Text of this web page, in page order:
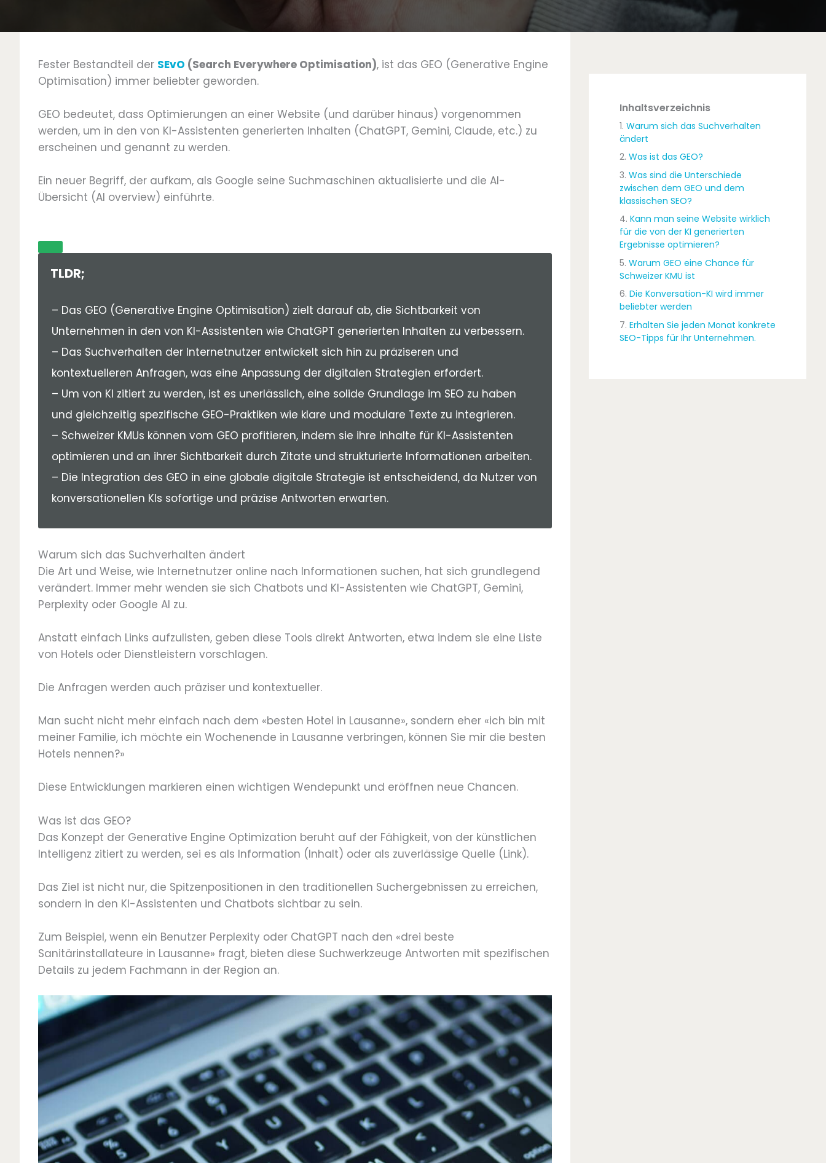
Fester Bestandteil der SEvO (Search Everywhere Optimisation), ist das GEO (Generative Engine
Optimisation) immer beliebter geworden.
GEO bedeutet, dass Optimierungen an einer Website (und darüber hinaus) vorgenommen
werden, um in den von KI-Assistenten generierten Inhalten (ChatGPT, Gemini, Claude, etc.) zu
erscheinen und genannt zu werden.
Ein neuer Begriff, der aufkam, als Google seine Suchmaschinen aktualisierte und die AI-
Übersicht (AI overview) einführte.
TLDR;
– Das GEO (Generative Engine Optimisation) zielt darauf ab, die Sichtbarkeit von
Unternehmen in den von KI-Assistenten wie ChatGPT generierten Inhalten zu verbessern.
– Das Suchverhalten der Internetnutzer entwickelt sich hin zu präziseren und
kontextuelleren Anfragen, was eine Anpassung der digitalen Strategien erfordert.
– Um von KI zitiert zu werden, ist es unerlässlich, eine solide Grundlage im SEO zu haben
und gleichzeitig spezifische GEO-Praktiken wie klare und modulare Texte zu integrieren.
– Schweizer KMUs können vom GEO profitieren, indem sie ihre Inhalte für KI-Assistenten
optimieren und an ihrer Sichtbarkeit durch Zitate und strukturierte Informationen arbeiten.
– Die Integration des GEO in eine globale digitale Strategie ist entscheidend, da Nutzer von
konversationellen KIs sofortige und präzise Antworten erwarten.
Warum sich das Suchverhalten ändert
Die Art und Weise, wie Internetnutzer online nach Informationen suchen, hat sich grundlegend
verändert. Immer mehr wenden sie sich Chatbots und KI-Assistenten wie ChatGPT, Gemini,
Perplexity oder Google AI zu.
Anstatt einfach Links aufzulisten, geben diese Tools direkt Antworten, etwa indem sie eine Liste
von Hotels oder Dienstleistern vorschlagen.
Die Anfragen werden auch präziser und kontextueller.
Man sucht nicht mehr einfach nach dem «besten Hotel in Lausanne», sondern eher «ich bin mit
meiner Familie, ich möchte ein Wochenende in Lausanne verbringen, können Sie mir die besten
Hotels nennen?»
Diese Entwicklungen markieren einen wichtigen Wendepunkt und eröffnen neue Chancen.
Was ist das GEO?
Das Konzept der Generative Engine Optimization beruht auf der Fähigkeit, von der künstlichen
Intelligenz zitiert zu werden, sei es als Information (Inhalt) oder als zuverlässige Quelle (Link).
Das Ziel ist nicht nur, die Spitzenpositionen in den traditionellen Suchergebnissen zu erreichen,
sondern in den KI-Assistenten und Chatbots sichtbar zu sein.
Zum Beispiel, wenn ein Benutzer Perplexity oder ChatGPT nach den «drei beste
Sanitärinstallateure in Lausanne» fragt, bieten diese Suchwerkzeuge Antworten mit spezifischen
Details zu jedem Fachmann in der Region an.
Inhaltsverzeichnis
Warum sich das Suchverhalten
ändert
Was ist das GEO?
Was sind die Unterschiede
zwischen dem GEO und dem
klassischen SEO?
Kann man seine Website wirklich
für die von der KI generierten
Ergebnisse optimieren?
Warum GEO eine Chance für
Schweizer KMU ist
Die Konversation-KI wird immer
beliebter werden
Erhalten Sie jeden Monat konkrete
SEO-Tipps für Ihr Unternehmen.